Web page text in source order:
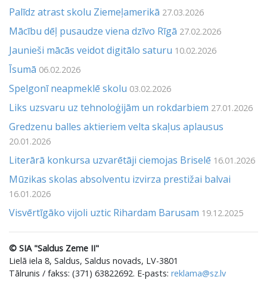
Palīdz atrast skolu Ziemeļamerikā 27.03.2026
Mācību dēļ pusaudze viena dzīvo Rīgā 27.02.2026
Jaunieši mācās veidot digitālo saturu 10.02.2026
Īsumā 06.02.2026
Spelgonī neapmeklē skolu 03.02.2026
Liks uzsvaru uz tehnoloģijām un rokdarbiem 27.01.2026
Gredzenu balles aktieriem velta skaļus aplausus
20.01.2026
Literārā konkursa uzvarētāji ciemojas Briselē 16.01.2026
Mūzikas skolas absolventu izvirza prestižai balvai
16.01.2026
Visvērtīgāko vijoli uztic Rihardam Barusam 19.12.2025
© SIA "Saldus Zeme II"
Lielā iela 8, Saldus, Saldus novads, LV-3801
Tālrunis / fakss: (371) 63822692. E-pasts: reklama@sz.lv